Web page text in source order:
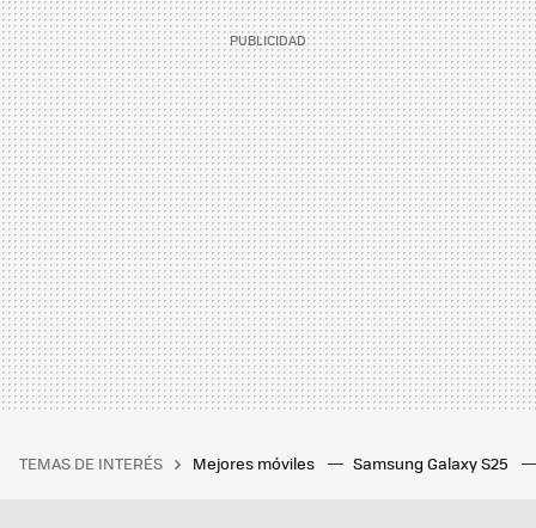
TEMAS DE INTERÉS Mejores móviles Samsung Galaxy S25